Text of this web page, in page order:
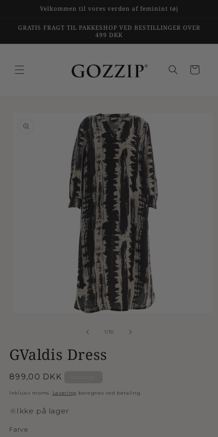
Velkommen til vores verden af feminint tøj
GRATIS FRAGT TIL PAKKESHOP VED BESTILLINGER OVER
499 DKK
Indkøbskurv
1/af
10
GValdis Dress
Normalpris
899,00 DKK
Inklusiv moms. Levering beregnes ved betaling.
Ikke på lager
Farve